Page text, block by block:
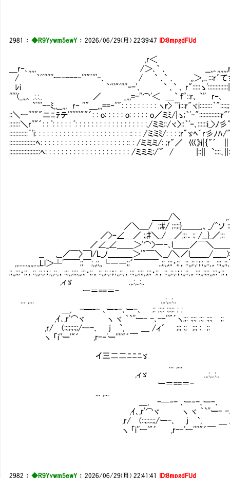
2981 ：◆R9Yywm5ewY：2026/06/29(月) 22:39:47 ID:8mpgdFUd
,r＜
＿r‐､,,,,, /＞､` ､ __,,､,,,,,,,r=
/ ｀ﾞﾞ''''''ー‐---‐'''"ﾞ'''‐､ / ` ､` ､ ,,＞,.､:::r´て彡
ﾚi ｀ﾞ''"ﾞ''''‐-'､ ` ､` ､ r":::::ゝ
'''''(_,,,､ .:.:.. ／ _,,,=-''⌒'＜ ＿` f"::r､ `'' r‐､ ﾘﾉ
`ﾞ'''‐-ﾐ,,__,,, r‐ ''"＿,,,==‐''": : : : : : : : : ヽｒ> ﾞﾞi:::r"ヾi::::::::
::＼ー''''""ニﾆﾃテ''''''''""´: : o: : : : : o: : : : : o／ミﾐ/|ゝ;｀'‐"::::::::::::::r"'"
:::::::＼r''"´: : ﾟ: : : : : ﾟ: : : : : : : : : : : : : : : : : :./ミミ::/ヾ〉::｀'‐､::::::i_>ﾉ彡
::::::::::::｀'i: : : : : : : : : : : : : : : : : : : : : : : :: : : /ミミﾐ/: : : ;r"ゞﾍ´r彡ﾉﾊ/
:::::::::::::::::ﾍ: : : : : : : : : : : : : : : : : : : : : :: : /ミミミ/: ;r"／ 巛》i|｛"´
::::::::::::::::::::ﾍ: : : : : : : : : : : : : : : : : : : : : /ミミミ:/'" / |::|| `::::､
＿＿/＼ ,. -――､
／＼＿/ ;;#/ ;::;:}＿＿_,、_/^ソ ::;; ;::#;:: /＼
／>‐∠＿／ ;;#＼_/＿／;;:．:; /__}_／;:: ：: ;／
／∠_∠＿＿＞'⌒>―‐､l＿＿／￣＼＿＿＿／
__ ,__／￣〉￣l/L_ﾉ＿＿＿＞'"￣＼__/＼／l＿＿_/＿__)::;;:
,,......,,,,...,Ll＞┴'￣￣;;￣;,,;;,,└――;;´￣￣￣..;;,,;;;・;;，::,,;:,:；;,,::,，::;,,:;,
;;,,;;;・;;，::,,;:,:；;,,::,，::;,,:;;;,,;;;・;;，::,,;:,:；;,,::,，::;,,:;;;,,;;;・;;，::,,;:,:；;,,::,，::;,,:;;;,,;;;・
,ィゞ .,.:,..:..
ー＝==＝- ー＝
... ,... .,.:,..:.. ...
＿, -─‐- ､ー‐-､ー-､ ;: ;:;: :;:;: ; ; ,ィ
,ｲ､,r'⌒ヾ ヽ ヾ ｀`''ー- -､-‐''"´ヽ;;:
,r/ (::;;:;:;;/ー-､ j `, ＿ /ィ´ ;:; :; ;:; : ;:
ヽ 「i''ー'"´ ,r-‐'ー''''"´￣ ヽ＿
イ三二二ﾆﾆﾆゞ ( j〉 」´￣
,ィゞ .,.:,..:..
ー＝==＝-
＿, -─‐- ､ー‐-､ー-､ ;:
,ｲ､,r'⌒ヾ ヽ ヾ ｀`''ー- -､-‐''"´
,r/ (::;;:;:;;/ー-､ j `, ＿ /ィ´ ;:; :; ;:;
ヽ 「i''ー'"´ ,r-‐'ー''''"´￣
2982 ：◆R9Yywm5ewY：2026/06/29(月) 22:41:41 ID:8mpgdFUd